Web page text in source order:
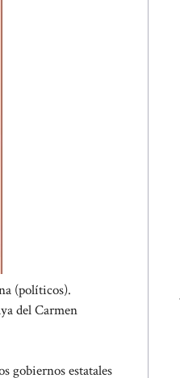
(políticos).
del Carmen
gobiernos estatales